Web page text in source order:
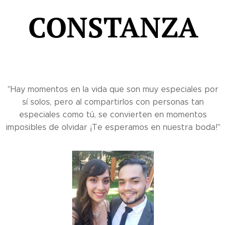
CONSTANZA
"Hay momentos en la vida que son muy especiales por
sí solos, pero al compartirlos con personas tan
especiales como tú, se convierten en momentos
imposibles de olvidar ¡Te esperamos en nuestra boda!"